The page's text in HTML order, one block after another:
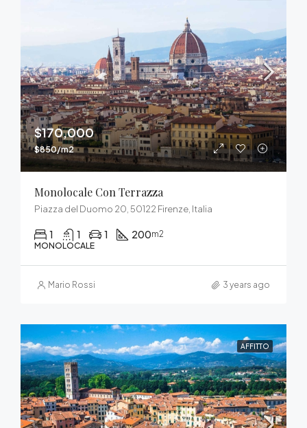
$170,000
$850/m2
Monolocale Con Terrazza
Piazza del Duomo 20, 50122 Firenze, Italia
1 1 1 200m2
MONOLOCALE
Mario Rossi 3 years ago
AFFITTO